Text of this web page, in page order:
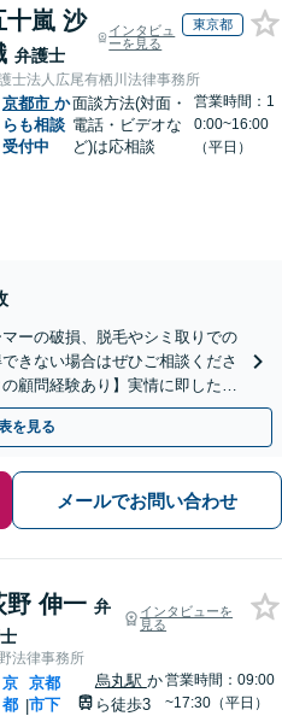
十嵐 沙
弁護士
インタビュ
ーを見る
東京都
士法人広尾有栖川法律事務所
京都市 か
らも相談
受付中
面談方法(対面・
電話・ビデオな
ど)は応相談
営業時間：1
0:00~16:00
（平日）
ーの破損、脱毛やシミ取りでの
きない場合はぜひご相談くださ
顧問経験あり】実情に即したア
解決を目指します。
を見る
メールでお問い合わせ
野 伸一 弁
インタビューを
見る
法律事務所
京
都 |
京都
市下
烏丸駅 か
ら徒歩3
営業時間：09:00
~17:30（平日）